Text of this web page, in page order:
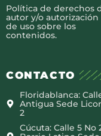
Política de derechos
autor y/o autorización
de uso sobre los
contenidos.
CONTACTO
Floridablanca:
Antigua Sede
2
Cúcuta: Calle 5 No